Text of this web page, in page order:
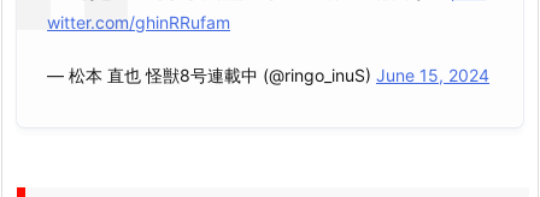
witter.com/ghinRRufam
— 松本 直也 怪獣8号連載中 (@ringo_inuS) June 15, 2024